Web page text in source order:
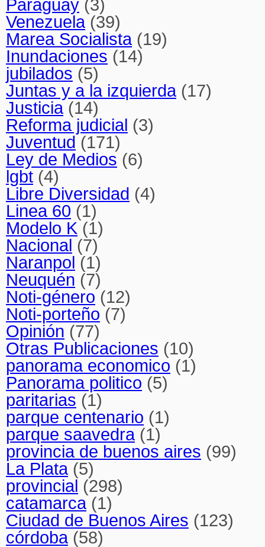
Paraguay (3)
Venezuela(39)
Marea Socialista(19)
Inundaciones (14)
jubilados (5)
Juntas y a la izquierda(17)
Justicia(14)
Reforma judicial (3)
Juventud (171)
Ley de Medios (6)
lgbt (4)
Libre Diversidad (4)
Linea 60 (1)
Modelo K (1)
Nacional (7)
Naranpol (1)
Neuquén (7)
Noti-género (12)
Noti-porteño (7)
Opinión (77)
Otras Publicaciones (10)
panorama economico (1)
Panorama politico (5)
paritarias (1)
parque centenario (1)
parque saavedra(1)
provincia de buenos aires (99)
La Plata(5)
provincial (298)
catamarca(1)
Ciudad de Buenos Aires (123)
córdoba(58)